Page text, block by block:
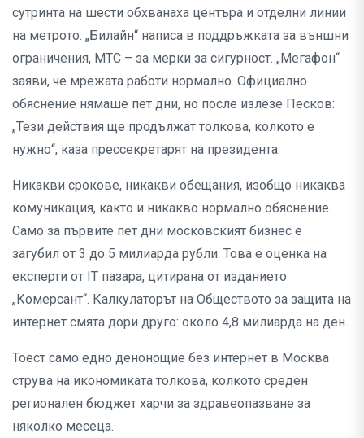
сутринта на шести обхванаха центъра и отделни линии
на метрото. „Билайн“ написа в поддръжката за външни
ограничения, МТС – за мерки за сигурност. „Мегафон“
заяви, че мрежата работи нормално. Официално
обяснение нямаше пет дни, но после излезе Песков:
„Тези действия ще продължат толкова, колкото е
нужно“, каза прессекретарят на президента.
Никакви срокове, никакви обещания, изобщо никаква
комуникация, както и никакво нормално обяснение.
Само за първите пет дни московският бизнес е
загубил от 3 до 5 милиарда рубли. Това е оценка на
експерти от IT пазара, цитирана от изданието
„Комерсант“. Калкулаторът на Обществото за защита на
интернет смята дори друго: около 4,8 милиарда на ден.
Тоест само едно денонощие без интернет в Москва
струва на икономиката толкова, колкото среден
регионален бюджет харчи за здравеопазване за
няколко месеца.